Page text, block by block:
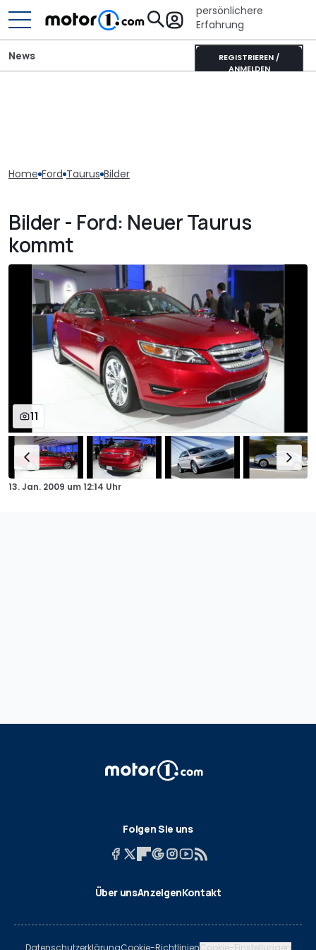
persönlichere
Erfahrung
REGISTRIEREN /
ANMELDEN
News
Home Ford Taurus Bilder
Bilder - Ford: Neuer Taurus
kommt
11
13. Jan. 2009 um12:14 Uhr
Folgen Sie uns
Über unsAnzeigenKontakt